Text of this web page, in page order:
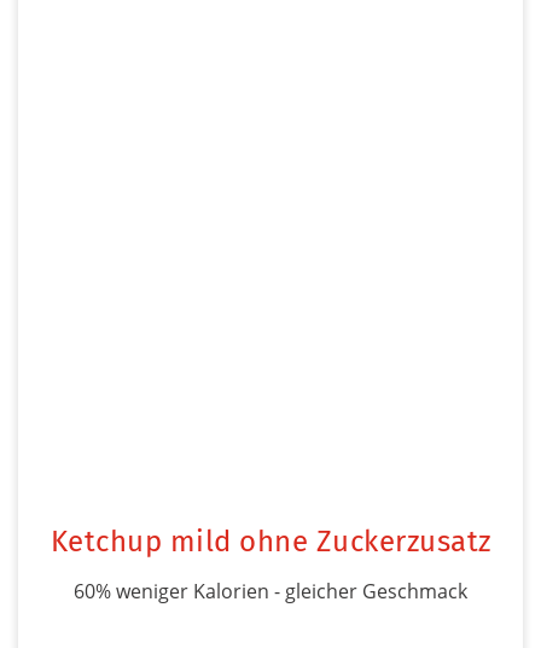
Ketchup mild ohne Zuckerzusatz
60% weniger Kalorien - gleicher Geschmack